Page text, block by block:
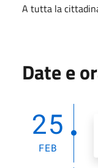
A tutta la
Date e
25
FEB